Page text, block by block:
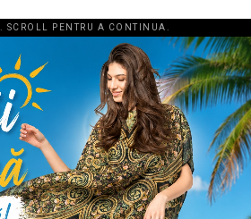
SCROLL PENTRU A CONTINUA.